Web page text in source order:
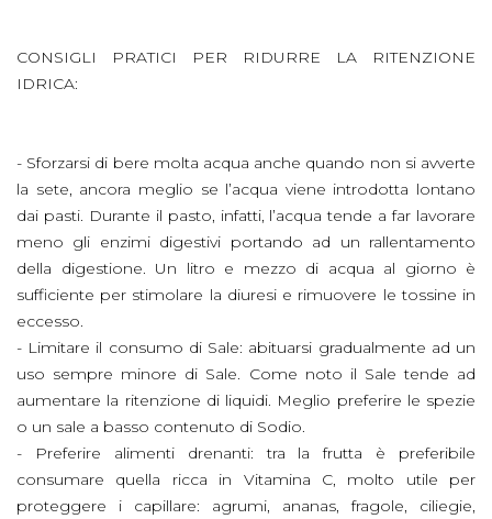
CONSIGLI PRATICI PER RIDURRE LA RITENZIONE
IDRICA:
- Sforzarsi di bere molta acqua anche quando non si avverte
la sete, ancora meglio se l’acqua viene introdotta lontano
dai pasti. Durante il pasto, infatti, l’acqua tende a far lavorare
meno gli enzimi digestivi portando ad un rallentamento
della digestione. Un litro e mezzo di acqua al giorno è
sufficiente per stimolare la diuresi e rimuovere le tossine in
eccesso.
- Limitare il consumo di Sale: abituarsi gradualmente ad un
uso sempre minore di Sale. Come noto il Sale tende ad
aumentare la ritenzione di liquidi. Meglio preferire le spezie
o un sale a basso contenuto di Sodio.
- Preferire alimenti drenanti: tra la frutta è preferibile
consumare quella ricca in Vitamina C, molto utile per
proteggere i capillare: agrumi, ananas, fragole, ciliegie,